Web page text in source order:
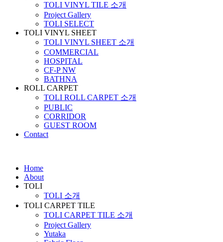
TOLI VINYL TILE 소개
Project Gallery
TOLI SELECT
TOLI VINYL SHEET
TOLI VINYL SHEET 소개
COMMERCIAL
HOSPITAL
CF-P NW
BATHNA
ROLL CARPET
TOLI ROLL CARPET 소개
PUBLIC
CORRIDOR
GUEST ROOM
Contact
Home
About
TOLI
TOLI 소개
TOLI CARPET TILE
TOLI CARPET TILE 소개
Project Gallery
Yutaka